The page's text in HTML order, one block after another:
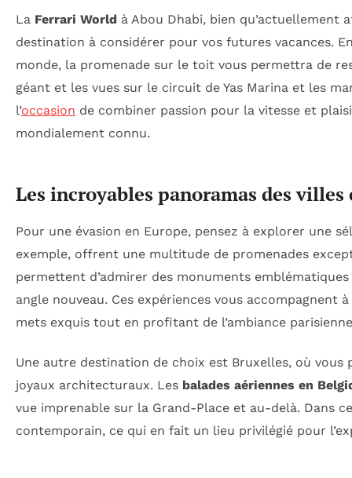
La Ferrari World à Abou Dhabi, bien
destination à considérer pour vos futures vacances.
monde, la promenade sur le toit vous permettra de
géant et les vues sur le circuit de Yas Marina et les
l’occasion de combiner passion pour la vitesse et
mondialement connu.
Les incroyables panoramas des villes
Pour une évasion en Europe, pensez à explorer une
exemple, offrent une multitude de promenades
permettent d’admirer des monuments
angle nouveau. Ces expériences vous accompagnent
mets exquis tout en profitant de l’ambiance
Une autre destination de choix est Bruxelles, où
joyaux architecturaux. Les balades aériennes en
vue imprenable sur la Grand-Place et au-delà. Dans
contemporain, ce qui en fait un lieu privilégié pour